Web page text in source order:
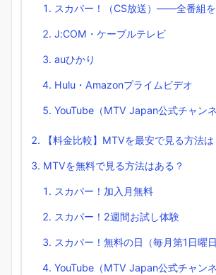
スカパー！（CS放送）――全番組
J:COM・ケーブルテレビ
auひかり
Hulu・Amazonプライムビデオ
YouTube（MTV Japan公式チャンネ
【料金比較】MTVを最安で見る方法は
MTVを無料で見る方法はある？
スカパー！加入月無料
スカパー！2週間お試し体験
スカパー！無料の日（毎月第1日曜日
YouTube（MTV Japan公式チャンネ